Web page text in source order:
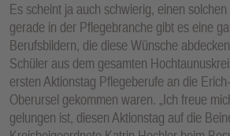
Es scheint ja auch schwierig, einen
gerade in der Pflegebranche gibt es eine
Berufsbildern, die diese Wünsche
Schüler aus dem gesamten
ersten Aktionstag Pflegeberufe an die
Oberursel gekommen waren. „Ich freue
gelungen ist, diesen Aktionstag auf die